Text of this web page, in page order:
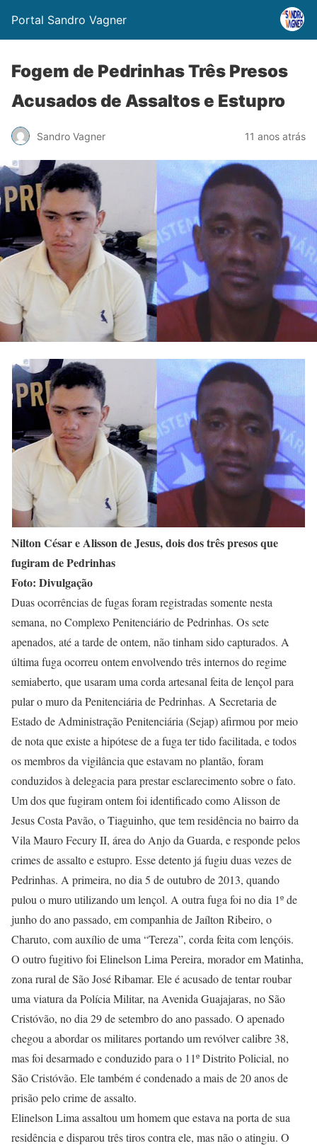
Portal Sandro Vagner
Fogem de Pedrinhas Três Presos
Acusados de Assaltos e Estupro
Sandro Vagner 11 anos atrás
Nilton César e Alisson de Jesus, dois dos três presos que
fugiram de Pedrinhas
Foto: Divulgação
Duas ocorrências de fugas foram registradas somente nesta
semana, no Complexo Penitenciário de Pedrinhas. Os sete
apenados, até a tarde de ontem, não tinham sido capturados. A
última fuga ocorreu ontem envolvendo três internos do regime
semiaberto, que usaram uma corda artesanal feita de lençol para
pular o muro da Penitenciária de Pedrinhas. A Secretaria de
Estado de Administração Penitenciária (Sejap) afirmou por meio
de nota que existe a hipótese de a fuga ter tido facilitada, e todos
os membros da vigilância que estavam no plantão, foram
conduzidos à delegacia para prestar esclarecimento sobre o fato.
Um dos que fugiram ontem foi identificado como Alisson de
Jesus Costa Pavão, o Tiaguinho, que tem residência no bairro da
Vila Mauro Fecury II, área do Anjo da Guarda, e responde pelos
crimes de assalto e estupro. Esse detento já fugiu duas vezes de
Pedrinhas. A primeira, no dia 5 de outubro de 2013, quando
pulou o muro utilizando um lençol. A outra fuga foi no dia 1º de
junho do ano passado, em companhia de Jaílton Ribeiro, o
Charuto, com auxílio de uma “Tereza”, corda feita com lençóis.
O outro fugitivo foi Elinelson Lima Pereira, morador em Matinha,
zona rural de São José Ribamar. Ele é acusado de tentar roubar
uma viatura da Polícia Militar, na Avenida Guajajaras, no São
Cristóvão, no dia 29 de setembro do ano passado. O apenado
chegou a abordar os militares portando um revólver calibre 38,
mas foi desarmado e conduzido para o 11º Distrito Policial, no
São Cristóvão. Ele também é condenado a mais de 20 anos de
prisão pelo crime de assalto.
Elinelson Lima assaltou um homem que estava na porta de sua
residência e disparou três tiros contra ele, mas não o atingiu. O